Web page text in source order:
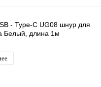
- Type-C UG08 шнур для
Белый, длина 1м